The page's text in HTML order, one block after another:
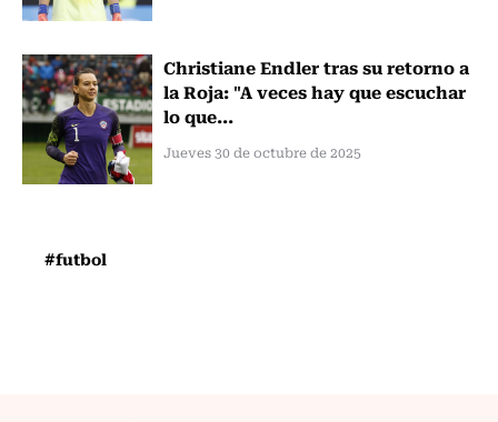
Christiane Endler tras su retorno a
la Roja: "A veces hay que escuchar
lo que...
Jueves 30 de octubre de 2025
#futbol